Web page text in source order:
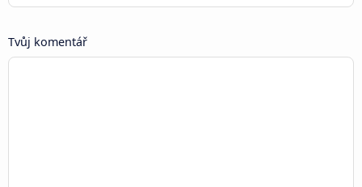
Tvůj komentář